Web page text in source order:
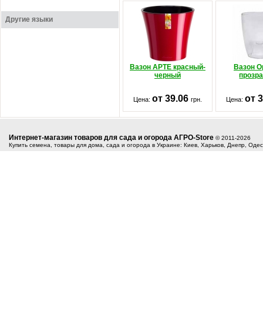
Другие языки
Вазон АРТЕ красный-
черный
Вазон
Цена: от 39.06 грн. Цена: от
Интернет-магазин товаров для сада и огорода АГРО-Store © 2011-2026
Купить семена, товары для дома, сада и огорода в Украине: Киев, Харьков, Днепр,